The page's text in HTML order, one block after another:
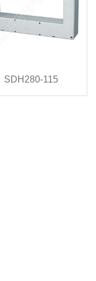
SDH280-115